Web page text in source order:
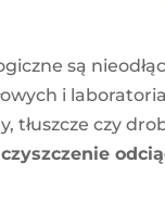
są
i
tłuszcze czy